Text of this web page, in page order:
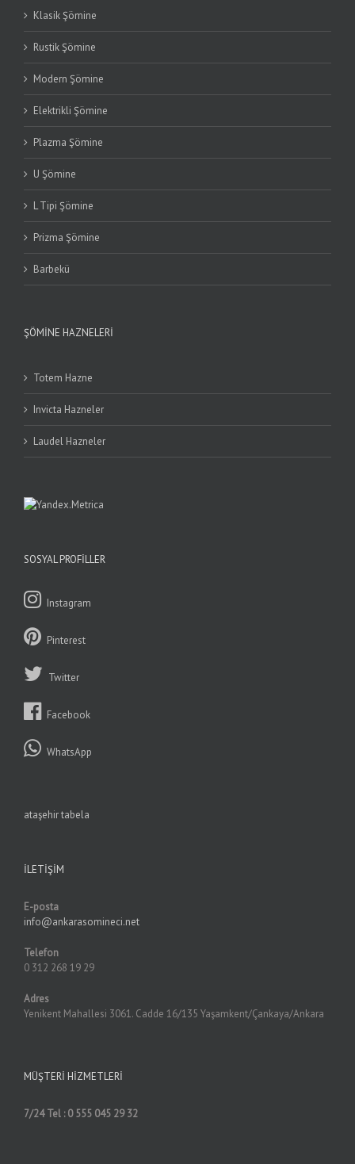
Klasik Şömine
Rustik Şömine
Modern Şömine
Elektrikli Şömine
Plazma Şömine
U Şömine
L Tipi Şömine
Prizma Şömine
Barbekü
ŞÖMINE HAZNELERI
Totem Hazne
Invicta Hazneler
Laudel Hazneler
SOSYAL PROFILLER
Instagram
Pinterest
Twitter
Facebook
WhatsApp
ataşehir tabela
İLETIŞIM
E-posta
info@ankarasomineci.net
Telefon
0 312 268 19 29
Adres
Yenikent Mahallesi 3061. Cadde 16/135 Yaşamkent/Çankaya/Ankara
MÜŞTERI HIZMETLERI
7/24 Tel : 0 555 045 29 32